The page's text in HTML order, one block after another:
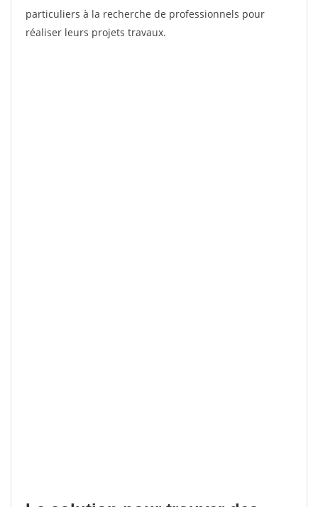
particuliers à la recherche de professionnels pour
réaliser leurs projets travaux.